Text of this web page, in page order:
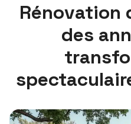
Rénovation
des